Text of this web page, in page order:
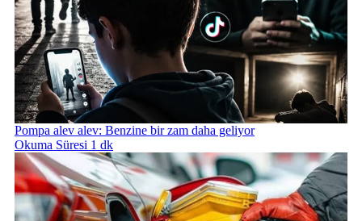
Pompa alev alev: Benzine bir zam daha geliyor
Okuma Süresi 1 dk